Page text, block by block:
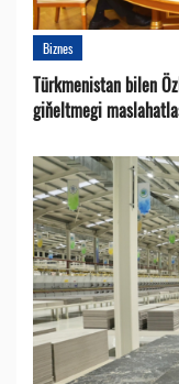
Biznes
Türkmenistan bilen
giňeltmegi